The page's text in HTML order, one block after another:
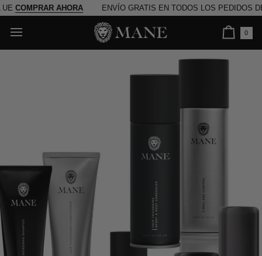
saltar
al
contenido
AHORA ENVÍO GRATIS EN TODOS LOS PEDIDOS DE LA UE
0